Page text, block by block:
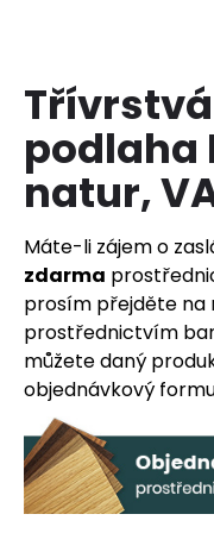
podlaha
natur,
Máte-li zájem o
zdarma
prosím přejděte na
prostřednictvím
můžete daný
objednávkový
í
t
?
D
o
p
o
r
u